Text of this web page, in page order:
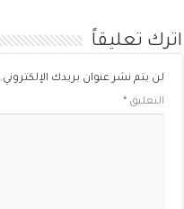
اترك تعليقاً
لن يتم نشر عنوان بريدك الإلكتروني.
التعليق*